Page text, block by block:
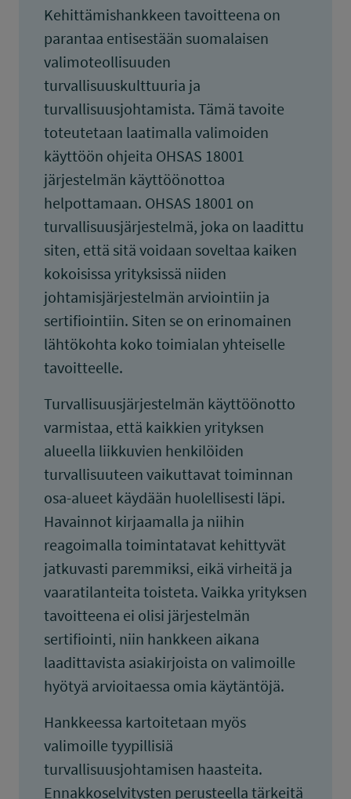
Kehittämishankkeen tavoitteena on
parantaa entisestään suomalaisen
valimoteollisuuden
turvallisuuskulttuuria ja
turvallisuusjohtamista. Tämä tavoite
toteutetaan laatimalla valimoiden
käyttöön ohjeita OHSAS 18001
järjestelmän käyttöönottoa
helpottamaan. OHSAS 18001 on
turvallisuusjärjestelmä, joka on laadittu
siten, että sitä voidaan soveltaa kaiken
kokoisissa yrityksissä niiden
johtamisjärjestelmän arviointiin ja
sertifiointiin. Siten se on erinomainen
lähtökohta koko toimialan yhteiselle
tavoitteelle.
Turvallisuusjärjestelmän käyttöönotto
varmistaa, että kaikkien yrityksen
alueella liikkuvien henkilöiden
turvallisuuteen vaikuttavat toiminnan
osa-alueet käydään huolellisesti läpi.
Havainnot kirjaamalla ja niihin
reagoimalla toimintatavat kehittyvät
jatkuvasti paremmiksi, eikä virheitä ja
vaaratilanteita toisteta. Vaikka yrityksen
tavoitteena ei olisi järjestelmän
sertifiointi, niin hankkeen aikana
laadittavista asiakirjoista on valimoille
hyötyä arvioitaessa omia käytäntöjä.
Hankkeessa kartoitetaan myös
valimoille tyypillisiä
turvallisuusjohtamisen haasteita.
Ennakkoselvitysten perusteella tärkeitä